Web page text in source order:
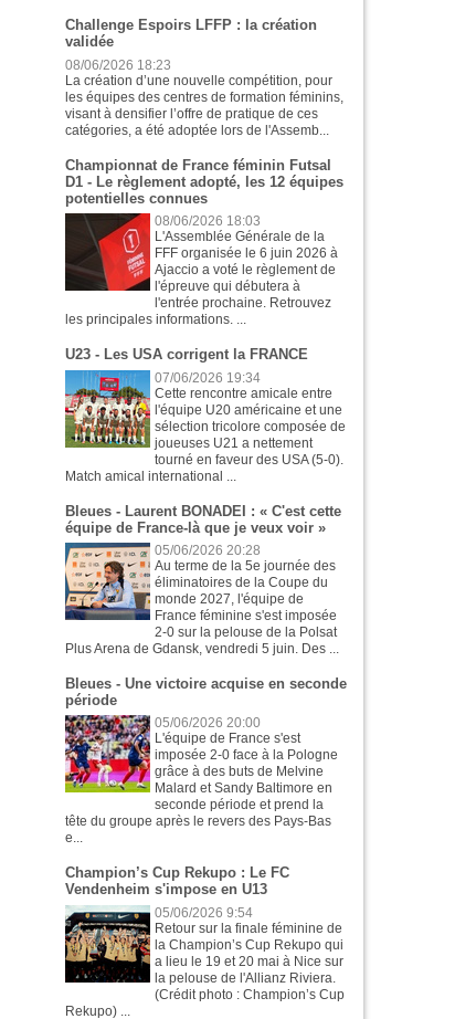
Challenge Espoirs LFFP : la création
validée
08/06/2026 18:23
La création d’une nouvelle compétition, pour
les équipes des centres de formation féminins,
visant à densifier l’offre de pratique de ces
catégories, a été adoptée lors de l'Assemb...
Championnat de France féminin Futsal
D1 - Le règlement adopté, les 12 équipes
potentielles connues
08/06/2026 18:03
L'Assemblée Générale de la
FFF organisée le 6 juin 2026 à
Ajaccio a voté le règlement de
l'épreuve qui débutera à
l'entrée prochaine. Retrouvez
les principales informations. ...
U23 - Les USA corrigent la FRANCE
07/06/2026 19:34
Cette rencontre amicale entre
l'équipe U20 américaine et une
sélection tricolore composée de
joueuses U21 a nettement
tourné en faveur des USA (5-0).
Match amical international ...
Bleues - Laurent BONADEI : « C'est cette
équipe de France-là que je veux voir »
05/06/2026 20:28
Au terme de la 5e journée des
éliminatoires de la Coupe du
monde 2027, l'équipe de
France féminine s'est imposée
2-0 sur la pelouse de la Polsat
Plus Arena de Gdansk, vendredi 5 juin. Des ...
Bleues - Une victoire acquise en seconde
période
05/06/2026 20:00
L'équipe de France s'est
imposée 2-0 face à la Pologne
grâce à des buts de Melvine
Malard et Sandy Baltimore en
seconde période et prend la
tête du groupe après le revers des Pays-Bas
e...
Champion’s Cup Rekupo : Le FC
Vendenheim s'impose en U13
05/06/2026 9:54
Retour sur la finale féminine de
la Champion’s Cup Rekupo qui
a lieu le 19 et 20 mai à Nice sur
la pelouse de l'Allianz Riviera.
(Crédit photo : Champion’s Cup
Rekupo) ...